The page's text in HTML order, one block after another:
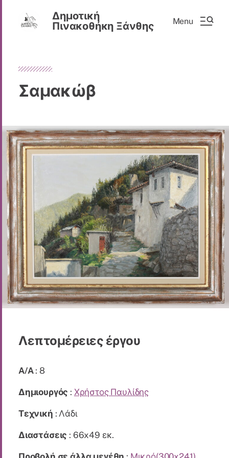
Δημοτική
Πινακοθήκη Ξάνθης
Menu
Σαμακώβ
Λεπτομέρειες έργου
A/A: 8
Δημιουργός : Χρήστος Παυλίδης
Τεχνική : Λάδι
Διαστάσεις : 66x49 εκ.